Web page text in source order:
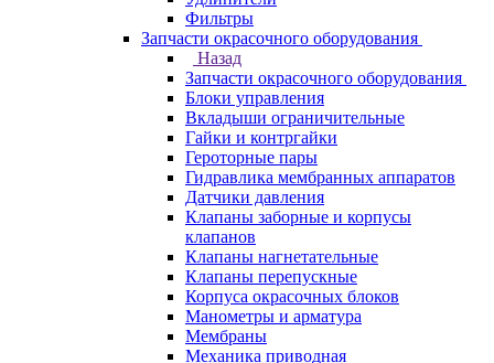
Фильтры
Запчасти окрасочного оборудования
Назад
Запчасти окрасочного оборудования
Блоки управления
Вкладыши ограничительные
Гайки и контргайки
Героторные пары
Гидравлика мембранных аппаратов
Датчики давления
Клапаны заборные и корпусы
клапанов
Клапаны нагнетательные
Клапаны перепускные
Корпуса окрасочных блоков
Манометры и арматура
Мембраны
Механика приводная